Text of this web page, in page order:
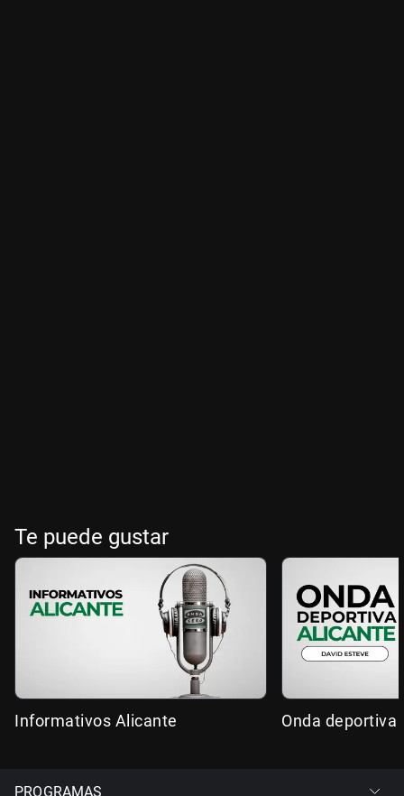
Te puede gustar
Informativos Alicante Onda deportiva
PROGRAMAS